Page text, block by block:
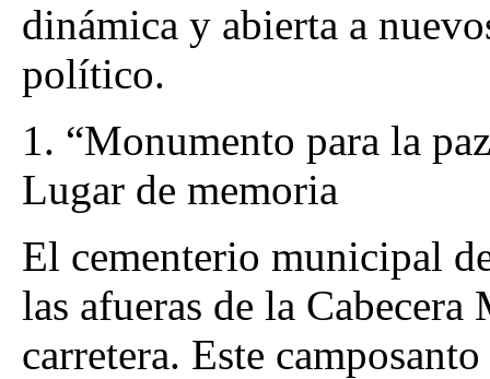
dinámica y abierta a
político.
1. “Monumento para la
Lugar de memoria
El cementerio municipal
las afueras de la
carretera. Este